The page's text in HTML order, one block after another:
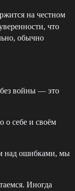
на честном
что
обычно
войны — это
о себе и своём
ошибками, мы
Иногда